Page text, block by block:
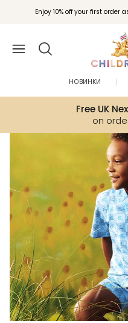
Enjoy 10% off your first order
Вступайте в клуб Бонусы
Free UK
on
НОВИНКИ